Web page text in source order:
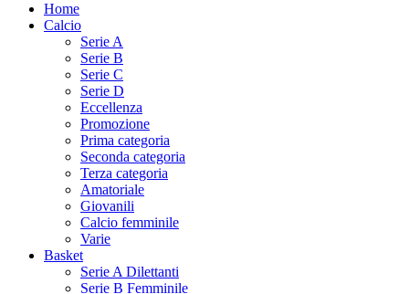
Home
Calcio
Serie A
Serie B
Serie C
Serie D
Eccellenza
Promozione
Prima categoria
Seconda categoria
Terza categoria
Amatoriale
Giovanili
Calcio femminile
Varie
Basket
Serie A Dilettanti
Serie B Femminile